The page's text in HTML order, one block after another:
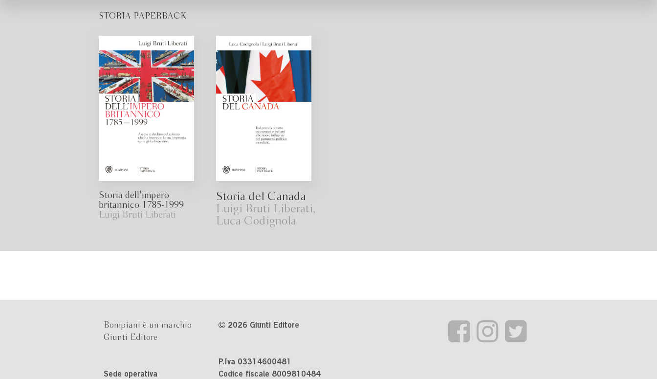
STORIA PAPERBACK
Storia dell'impero
britannico 1785-1999
Luigi Bruti Liberati
Storia del Canada
Luigi Bruti Liberati,
Luca Codignola
Bompiani è un marchio
Giunti Editore
Sede operativa
2026 Giunti Editore
P.Iva 03314600481
Codice fiscale 8009810484